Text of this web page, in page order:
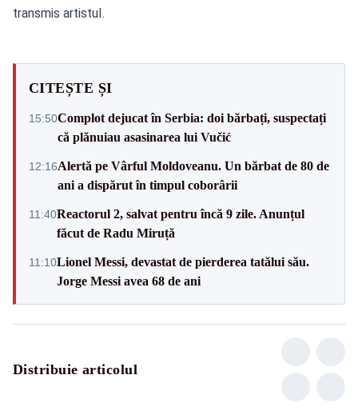
transmis artistul.
CITEȘTE ȘI
15:50Complot dejucat în Serbia: doi bărbați, suspectați
că plănuiau asasinarea lui Vučić
12:16Alertă pe Vârful Moldoveanu. Un bărbat de 80 de
ani a dispărut în timpul coborârii
11:40Reactorul 2, salvat pentru încă 9 zile. Anunțul
făcut de Radu Miruță
11:10Lionel Messi, devastat de pierderea tatălui său.
Jorge Messi avea 68 de ani
Distribuie articolul